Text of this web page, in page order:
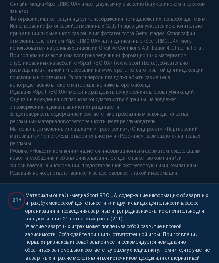
Онлайн-медиа «Sport RBC.UA» имеет двуязычную версию (на украинском и русском
языках).
Фотографии, иллюстрации и другие изображения принадлежат их правообладателям.
Использование фотографий, отмеченных Getty Images, допускается исключительно
при наличии письменного разрешения фотоагентства Getty Images. Фотографии,
отмеченные логотипом «Sport RBC.UA» или подписанные «Sport RBC.UA», могут
использоваться на условиях лицензии Creative Commons Attribution 4.0 International.
При полном или частичном воспроизведении информационных материалов,
опубликованных на вебсайте «Sport RBC.UA» (www.sport.rbc.ua), обязательно
размещение активной гиперссылки на www.sport.rbc.ua, открытой для индексации
поисковыми системами. Такая гиперссылка должна быть размещена
непосредственно в тексте материала не ниже второго абзаца.
Редакция «Sport RBC.UA» может не разделять точку зрения авторов публикаций.
Оценочные суждения, согласно законодательству Украины, не подлежат
опровержению и доказыванию их правдивости.
За достоверность, содержание и соответствие требованиям законодательства
рекламных материалов ответственность несет рекламодатель.
Материалы, отмеченные плашками «Пресс-релиз», «Спецпроект», «Партнерский
материал», «Promo», «Благотворительность» и «Резонанс», размещаются на правах
рекламы.
Рубрика «Новости компании» является информационным форматом, содержащим
новости, сообщения и объявления, связанные с деятельностью компаний, и
основывается на информации, предоставленной соответствующими компаниями.
Редакция не несет ответственности за достоверность такой информации.
21+
Материалы онлайн-медиа Sport RBC.UA, содержащие информацию об азартных
играх, букмекерской деятельности или других видах деятельности в сфере
организации и проведения азартных игр, предназначены исключительно для
лиц, достигших 21-летнего возраста (21+).
Участие в азартных играх может повлечь за собой развитие игровой
зависимости. Соблюдайте принципы ответственной игры. При появлении
первых признаков игровой зависимости рекомендуется немедленно
обратиться за помощью к соответствующему специалисту. Помните, что участие
в азартных играх не может являться источником дохода или альтернативой